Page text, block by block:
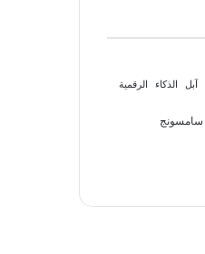
آبل الذكاء الرقمية
سامسونج